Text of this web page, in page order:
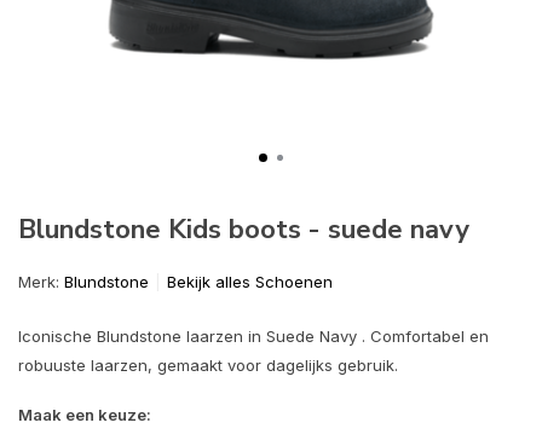
Blundstone Kids boots - suede navy
Merk: Blundstone Bekijk alles Schoenen
Iconische Blundstone laarzen in Suede Navy . Comfortabel en
robuuste laarzen, gemaakt voor dagelijks gebruik.
Maak een keuze: